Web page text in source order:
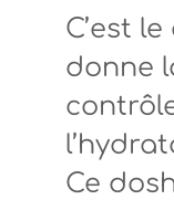
C’est le
donne
Ce